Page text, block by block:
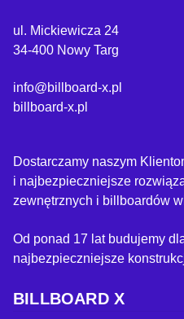
ul. Mickiewicza 24
34-400 Nowy Targ
info@billboard-x.pl
billboard-x.pl
Dostarczamy naszym
i najbezpieczniejsze
zewnętrznych i billboardów
Od ponad 17 lat budujemy
najbezpieczniejsze
BILLBOARD X